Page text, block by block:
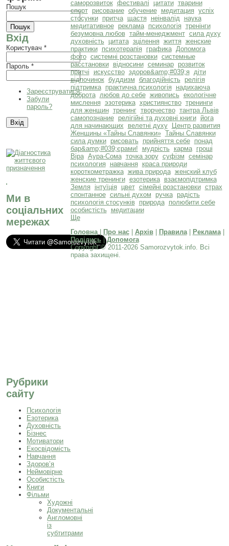
Пошук
Вхід
Користувач*
Пароль*
Зареєструватися
Забули
пароль?
Ми в
соціальних
мережах
Рубрики
сайту
Психологія
Езотерика
Духовність
Бізнес
Мотиватори
Екосвідомість
Навчання
Здоров’я
Неймовірне
Особистість
Книги
Фільми
Художні
Документальні
Англомовні
із
субтитрами
саморозвиток фестивалі цитати тварини
спорт
рисование обучение медитация успіх
стосунки
притча щастя неінвалід
наука
медитативное
реклама психологія тренінги
безумовна любов тайм-менеджмент сила духу
духовність
цитата зцілення життя женские
практики
психотерапія графика
Допомога
фото системні розстановки системные
расстановки
відносини семинар
розвиток
притчі
искусство здоров&amp;#039;я
діти
відпочинок буддизм благодійність
релігія
підтримка
практична психологія
надихаюча
доброта
любов до себе живопись екологічне
мислення эзотерика християнство тренинги
для женщин тренинг творчество тантра Львів
самопознание
релігійні та духовні книги
йога
для начинающих
велетні духу
Центр развития
Женщины «Тайны Славянки» Тайны Славянки
сила думки
рисовать прийняття себе
понад
бар&amp;#039;єрами!
мудрість карма
гроші
Віра Аура-Сома точка зору суфізм семінар
психология
навчання
краса природи
короткометражка жива природа женский клуб
женские тренинги езотерика
взаємопідтримка
Земля
інтуїція цвет сімейні розстановки страх
спонтанное сильні духом ручка
радість
психологія стосунків
природа
полюбити себе
особистість
медитации
Ще
Головна| Про нас| Архів| Правила| Реклама|
Поділись|Допомога
Copyright © 2011-2026 Samorozvytok.info. Всі
права захищені.